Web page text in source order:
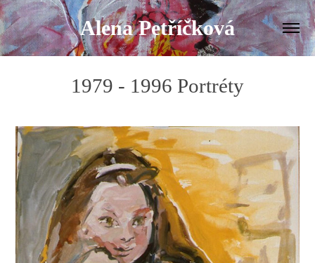
Alena Petříčková
1979 - 1996 Portréty